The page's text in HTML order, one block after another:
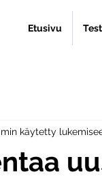
Etusivu
min käytetty